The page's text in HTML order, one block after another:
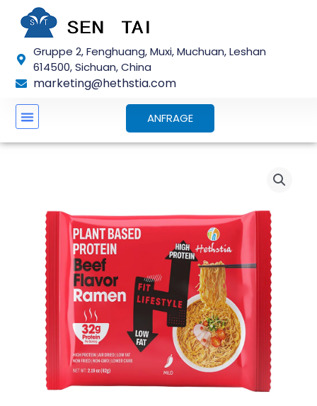
Inhalt
Gruppe 2, Fenghuang, Muxi, Muchuan, Leshan
614500, Sichuan, China
marketing@hethstia.com
ANFRAGE